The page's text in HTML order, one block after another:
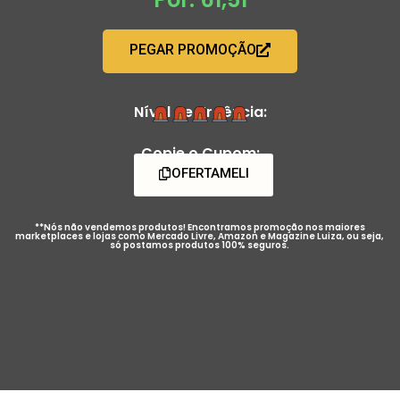
PEGAR PROMOÇÃO
Nível de Urgência:
Copie o Cupom:
OFERTAMELI
**Nós não vendemos produtos! Encontramos promoção nos maiores
marketplaces e lojas como Mercado Livre, Amazon e Magazine Luiza, ou seja,
só postamos produtos 100% seguros.